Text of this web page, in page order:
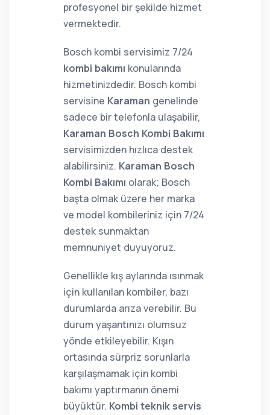
profesyonel bir şekilde hizmet
vermektedir.
Bosch kombi servisimiz 7/24
kombi bakımı konularında
hizmetinizdedir. Bosch kombi
servisine Karaman genelinde
sadece bir telefonla ulaşabilir,
Karaman Bosch Kombi Bakımı
servisimizden hızlıca destek
alabilirsiniz. Karaman Bosch
Kombi Bakımı olarak; Bosch
başta olmak üzere her marka
ve model kombileriniz için 7/24
destek sunmaktan
memnuniyet duyuyoruz.
Genellikle kış aylarında ısınmak
için kullanılan kombiler, bazı
durumlarda arıza verebilir. Bu
durum yaşantınızı olumsuz
yönde etkileyebilir. Kışın
ortasında sürpriz sorunlarla
karşılaşmamak için kombi
bakımı yaptırmanın önemi
büyüktür. Kombi teknik servis